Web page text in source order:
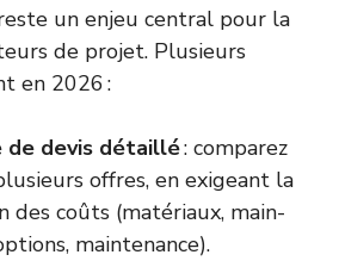
un enjeu central pour la
de projet. Plusieurs
en 2026 :
de devis détaillé: comparez
offres, en exigeant la
des coûts (matériaux, main-
maintenance).